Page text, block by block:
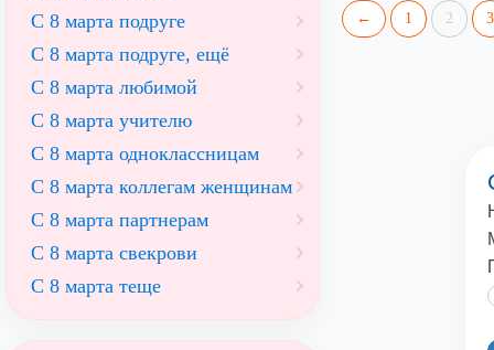
← 1 2 3
С 8 марта подруге
С 8 марта подруге, ещё
С 8 марта любимой
С 8 марта учителю
С 8 марта одноклассницам
С 8 марта коллегам женщинам
С 8 марта партнерам
С 8 марта свекрови
С 8 марта теще